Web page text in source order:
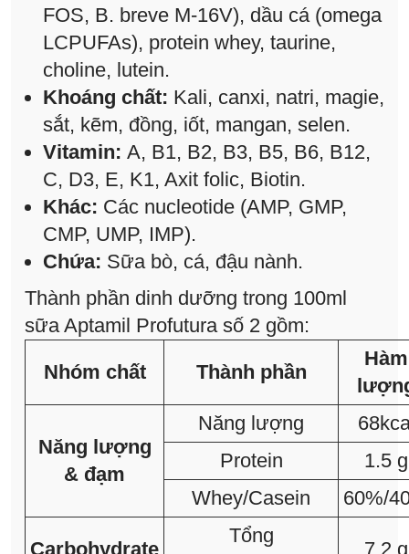
FOS, B. breve M-16V), dầu cá (omega
LCPUFAs), protein whey, taurine,
choline, lutein.
Khoáng chất: Kali, canxi, natri, magie,
sắt, kẽm, đồng, iốt, mangan, selen.
Vitamin: A, B1, B2, B3, B5, B6, B12,
C, D3, E, K1, Axit folic, Biotin.
Khác: Các nucleotide (AMP, GMP,
CMP, UMP, IMP).
Chứa: Sữa bò, cá, đậu nành.
Thành phần dinh dưỡng trong 100ml
sữa Aptamil Profutura số 2 gồm:
Nhóm chất Thành phần
Hàm
Năng lượng
& đạm
Năng lượng
Protein
1.5 g
Whey/Casein
60%/
Carbohydrate
Tổng
7.2 g